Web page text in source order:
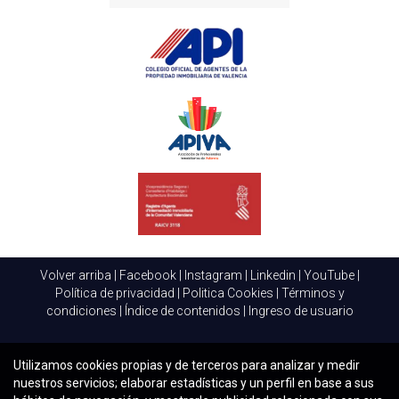
especializado en derecho inmobiliario es altamente
recomendable. Ellos pueden proporcionar un análisis
detallado y guiar sobre el cumplimiento adecuado de las
¿Qué recursos hay disponibles para la
adaptación a nuevas regulaciones?
Existen diversos recursos, incluyendo seminarios web,
publicaciones en línea, y plataformas de formación que
herramientas de gestión que facilitan el cumplimiento.
Volver arriba Facebook| Instagram Linkedin YouTube|
Política de privacidad
Politica Cookies
Términos y
condiciones
Índice de contenidos Ingreso de usuario
Utilizamos cookies propias y de terceros para analizar y medir
nuestros servicios; elaborar estadísticas y un perfil en base a sus